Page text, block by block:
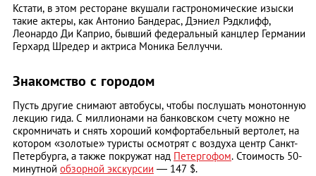
Кстати, в этом ресторане вкушали гастрономические изыски
такие актеры, как Антонио Бандерас, Дэниел Рэдклифф,
Леонардо Ди Каприо, бывший федеральный канцлер Германии
Герхард Шредер и актриса Моника Беллуччи.
Знакомство с городом
Пусть другие снимают автобусы, чтобы послушать монотонную
лекцию гида. С миллионами на банковском счету можно не
скромничать и снять хороший комфортабельный вертолет, на
котором «золотые» туристы осмотрят с воздуха центр Санкт-
Петербурга, а также покружат над Петергофом. Стоимость 50-
минутной обзорной экскурсии — 147 $.